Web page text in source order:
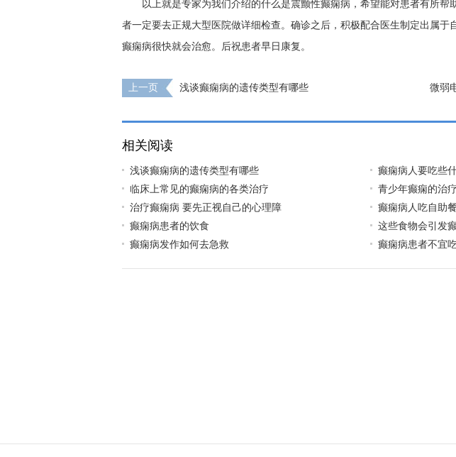
以上就是专家为我们介绍的什么是震颤性癫痫病，希望能对患者有所帮
者一定要去正规大型医院做详细检查。确诊之后，积极配合医生制定出属于
癫痫病很快就会治愈。后祝患者早日康复。
上一页 浅谈癫痫病的遗传类型有哪些 微弱
相关阅读
浅谈癫痫病的遗传类型有哪些
癫痫病人要吃些
临床上常见的癫痫病的各类治疗
青少年癫痫的治
治疗癫痫病 要先正视自己的心理障
癫痫病人吃自助
癫痫病患者的饮食
这些食物会引发
癫痫病发作如何去急救
癫痫病患者不宜